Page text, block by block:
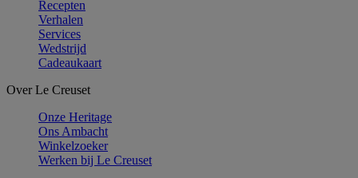
Recepten
Verhalen
Services
Wedstrijd
Cadeaukaart
Over Le Creuset
Onze Heritage
Ons Ambacht
Winkelzoeker
Werken bij Le Creuset